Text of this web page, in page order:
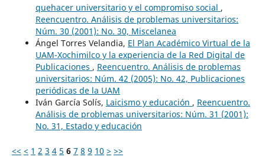
quehacer universitario y el compromiso social ,
Reencuentro. Análisis de problemas universitarios:
Núm. 30 (2001): No. 30, Miscelanea
Ángel Torres Velandia, El Plan Académico Virtual de la
UAM-Xochimilco y la experiencia de la Red Digital de
Publicaciones , Reencuentro. Análisis de problemas
universitarios: Núm. 42 (2005): No. 42, Publicaciones
periódicas de la UAM
Iván García Solís, Laicismo y educación , Reencuentro.
Análisis de problemas universitarios: Núm. 31 (2001):
No. 31, Estado y educación
<< < 1 2 3 4 5 6 7 8 9 10 > >>